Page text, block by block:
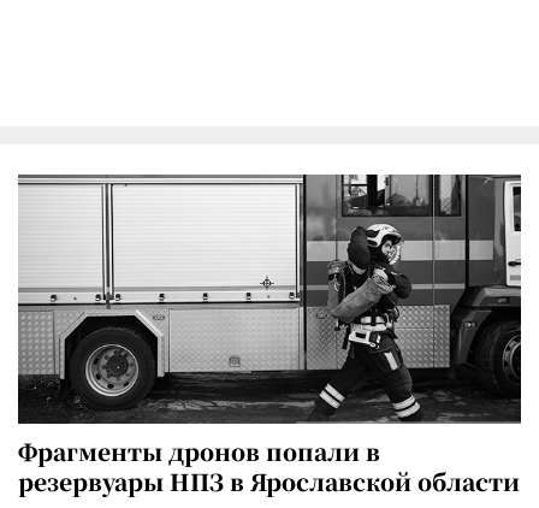
Фрагменты дронов попали в
резервуары НПЗ в Ярославской области